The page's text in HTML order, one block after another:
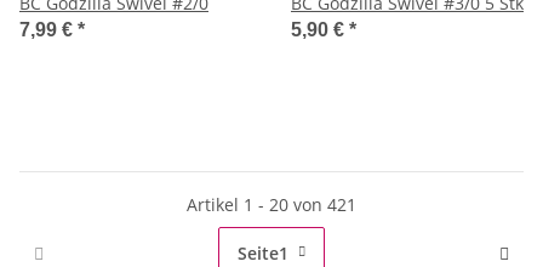
7,99 € * 5,90 € *
Artikel 1 - 20 von 421
Seite1